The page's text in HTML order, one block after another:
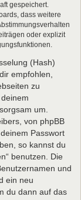
gespeichert.
dass weitere
oder explizit
(Hash)
empfohlen,
zu
um.
von phpBB
Passwort
so kannst du
benutzen. Die
und
ein neu
du dann auf das